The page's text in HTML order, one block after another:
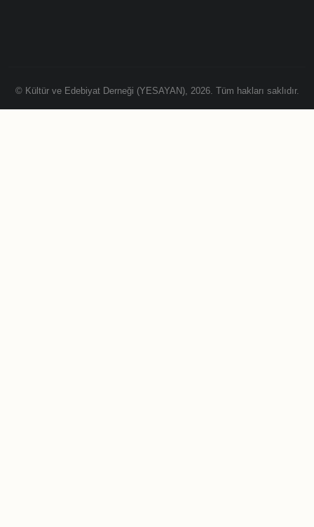
© Kültür ve Edebiyat Derneği (YESAYAN), 2026. Tüm hakları saklıdır.